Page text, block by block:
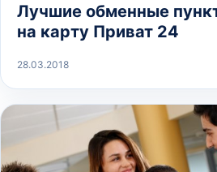
Лучшие обменные
на карту Приват 24
28.03.2018